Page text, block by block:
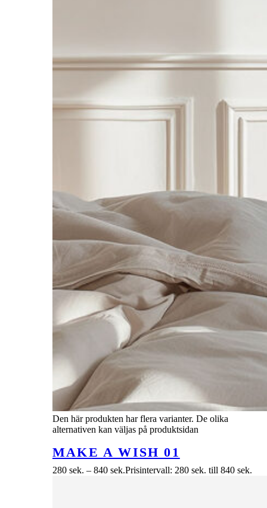
Den här produkten har flera varianter. De olika
alternativen kan väljas på produktsidan
MAKE A WISH 01
280 sek. – 840 sek.Prisintervall: 280 sek. till 840 sek.